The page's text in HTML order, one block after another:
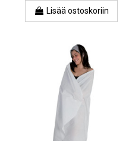
Lisää ostoskoriin